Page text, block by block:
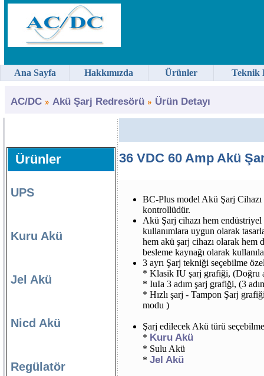
AC/DC Akü Şarj Redresörü Ürün Detayı
Ürünler
UPS
Kuru Akü
Jel Akü
Nicd Akü
Regülatör
36 VDC 60 Amp Akü
BC-Plus model Akü Şarj
kontrollüdür.
Akü Şarj cihazı hem
kullanımlara uygun olarak
hem akü şarj cihazı olarak hem
besleme kaynağı olarak
3 ayrı Şarj tekniği seçebilme
* Klasik IU şarj grafiği, (Doğru
* IuIa 3 adım şarj grafiği, (3
* Hızlı şarj - Tampon Şarj
modu )
Şarj edilecek Akü türü
* Kuru Akü
* Sulu Akü
* Jel Akü
Ana Sayfa Hakkımızda Ürünler Teknik